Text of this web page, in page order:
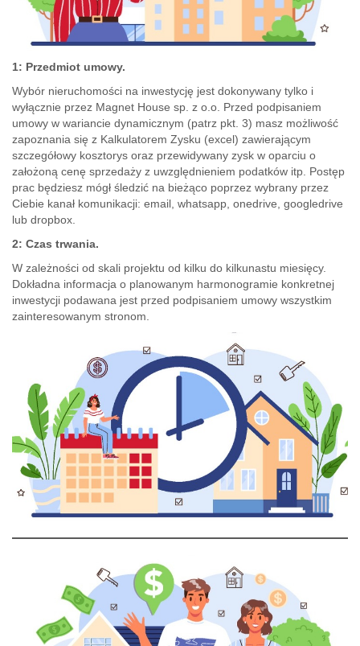
1: Przedmiot umowy.
Wybór nieruchomości na inwestycję jest dokonywany tylko i
wyłącznie przez Magnet House sp. z o.o. Przed podpisaniem
umowy w wariancie dynamicznym (patrz pkt. 3) masz możliwość
zapoznania się z Kalkulatorem Zysku (excel) zawierającym
szczegółowy kosztorys oraz przewidywany zysk w oparciu o
założoną cenę sprzedaży z uwzględnieniem podatków itp. Postęp
prac będziesz mógł śledzić na bieżąco poprzez wybrany przez
Ciebie kanał komunikacji: email, whatsapp, onedrive, googledrive
lub dropbox.
2: Czas trwania.
W zależności od skali projektu od kilku do kilkunastu miesięcy.
Dokładna informacja o planowanym harmonogramie konkretnej
inwestycji podawana jest przed podpisaniem umowy wszystkim
zainteresowanym stronom.